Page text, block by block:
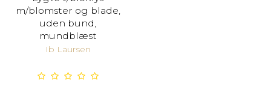
m/blomster og blade,
uden bund,
mundblæst
Ib Laursen